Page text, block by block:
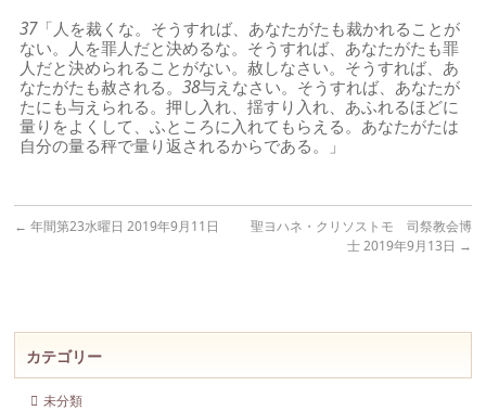
37「人を裁くな。そうすれば、あなたがたも裁かれることが
ない。人を罪人だと決めるな。そうすれば、あなたがたも罪
人だと決められることがない。赦しなさい。そうすれば、あ
なたがたも赦される。38与えなさい。そうすれば、あなたが
たにも与えられる。押し入れ、揺すり入れ、あふれるほどに
量りをよくして、ふところに入れてもらえる。あなたがたは
自分の量る秤で量り返されるからである。」
← 年間第23水曜日 2019年9月11日
聖ヨハネ・クリソストモ 司祭教会博
士 2019年9月13日 →
カテゴリー
未分類